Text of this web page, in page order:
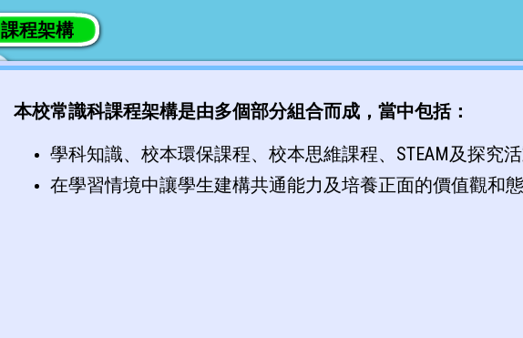
課程架構
本校常識科課程架構是由多個部分組合而成，當中包括：
學科知識、校本環保課程、校本思維課程、STEAM及探究
在學習情境中讓學生建構共通能力及培養正面的價值觀和